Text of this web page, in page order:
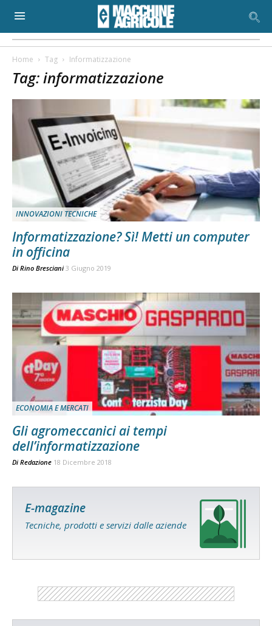
Home Tag Informatizzazione
Tag: informatizzazione
INNOVAZIONI TECNICHE
Informatizzazione? Sì! Metti un computer
in officina
Di Rino Bresciani 3 Giugno 2019
ECONOMIA E MERCATI
Gli agromeccanici ai tempi
dell’informatizzazione
Di Redazione 18 Dicembre 2018
E-magazine
Tecniche, prodotti e servizi dalle aziende